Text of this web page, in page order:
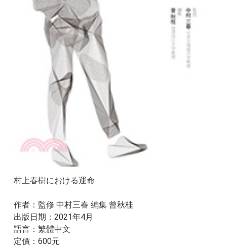
村上春樹における運命
作者：監修 中村三春 編集 曾秋桂
出版日期：2021年4月
​​語言：繁體中文
​​定價：600元